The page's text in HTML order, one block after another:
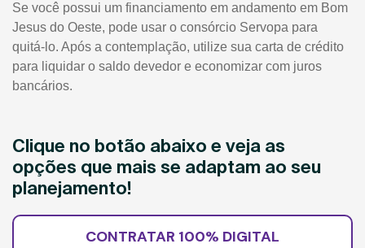
Se você possui um financiamento em andamento em Bom
Jesus do Oeste, pode usar o consórcio Servopa para
quitá-lo. Após a contemplação, utilize sua carta de crédito
para liquidar o saldo devedor e economizar com juros
bancários.
Clique no botão abaixo e veja as
opções que mais se adaptam ao seu
planejamento!
CONTRATAR 100% DIGITAL